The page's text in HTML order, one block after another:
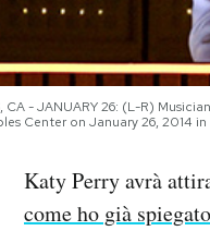
CA - JANUARY 26: (L-R)
Center on January 26, 2014
Katy Perry avrà
come ho già spiegato